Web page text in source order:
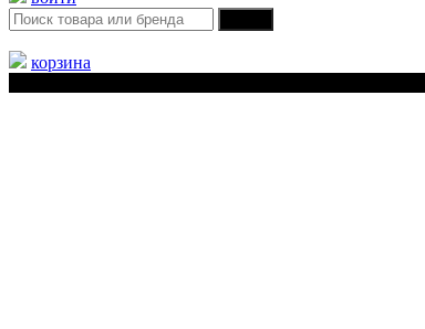
корзина